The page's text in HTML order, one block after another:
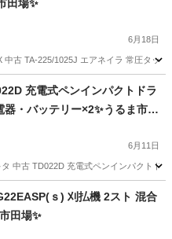
田場✨
6月18日
古 TA-225/1025J エアネイラ 常圧タッ
充電式ペンインパクトドラ
・バッテリー×2✨うるま市田
6月11日
中古 TD022D 充電式ペンインパクトド
ｓ) 刈払機 2スト 混合
田場✨